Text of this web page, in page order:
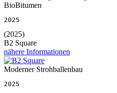
BioBitumen
2025
(2025)
B2 Square
nähere Informationen
Moderner Strohballenbau
2025